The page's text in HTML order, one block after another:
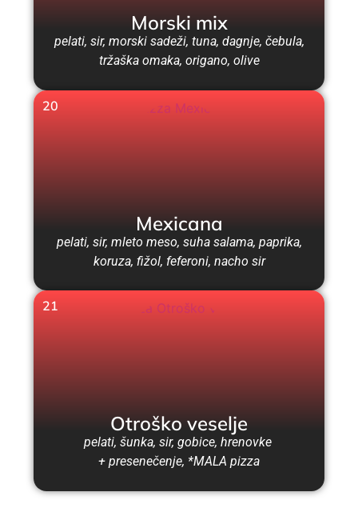
Morski mix
pelati, sir, morski sadeži, tuna, dagnje, čebula,
tržaška omaka, origano, olive
20
Mexicana
pelati, sir, mleto meso, suha salama, paprika,
koruza, fižol, feferoni, nacho sir
21
Otroško veselje
pelati, šunka, sir, gobice, hrenovke
+ presenečenje, *MALA pizza